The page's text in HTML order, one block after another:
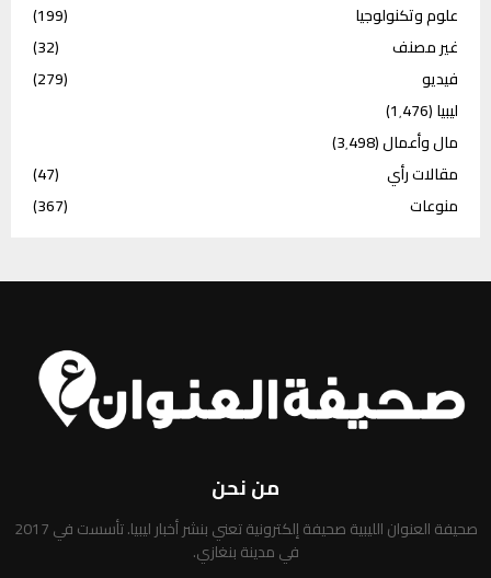
علوم وتكنولوجيا
(199)
غير مصنف
(32)
فيديو
(279)
ليبيا(1٬476)
مال وأعمال(3٬498)
مقالات رأي
(47)
منوعات
(367)
من نحن
صحيفة العنوان الليبية صحيفة إلكترونية تعني بنشر أخبار ليبيا. تأسست في 2017
في مدينة بنغازي.